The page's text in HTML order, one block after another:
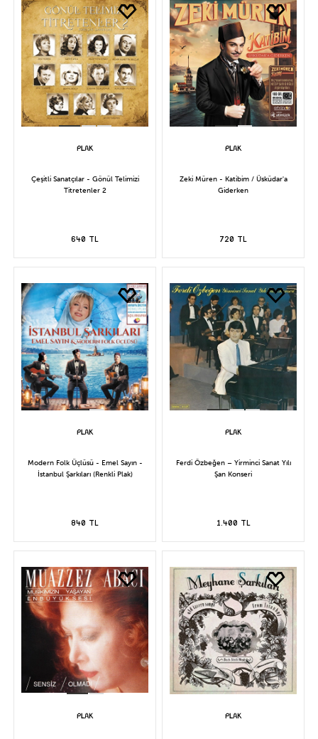
Çeşitli Sanatçılar - Gönül Telimizi
Titretenler 2
640 TL
Zeki Müren - Katibim / Üsküdar'a
Giderken
720 TL
Modern Folk Üçlüsü - Emel Sayın -
İstanbul Şarkıları (Renkli Plak)
840 TL
Ferdi Özbeğen – Yirminci Sanat Yılı
Şan Konseri
1.400 TL